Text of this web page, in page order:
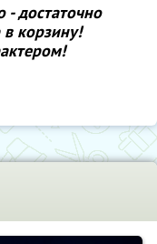
- достаточно
корзину!